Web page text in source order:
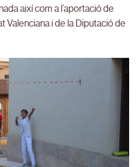
així com a l’aportació de
Valenciana i de la Diputació de